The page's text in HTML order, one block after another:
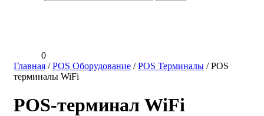
0
Главная /POS Оборудование /POS Терминалы /POS
терминалы WiFi
POS-терминал WiFi